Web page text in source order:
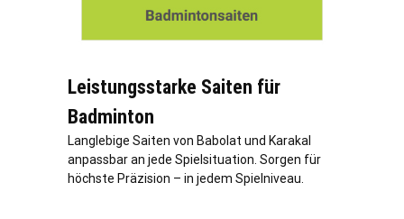
Leistungsstarke Saiten für
Badminton
Langlebige Saiten von Babolat und Karakal
anpassbar an jede Spielsituation. Sorgen für
höchste Präzision – in jedem Spielniveau.